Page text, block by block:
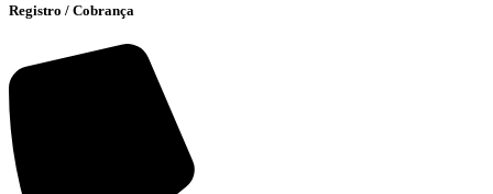
Registro / Cobrança